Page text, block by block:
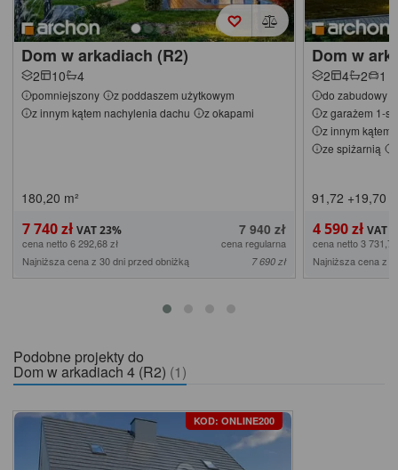
Dom w arkadiach (R2)
2 10 4
pomniejszony
z poddaszem użytkowym
z innym kątem nachylenia dachu
z okapami
180,20 m²
7 740 zł 7 940 zł
cena netto 6 292,68 zł
cena regularna
Najniższa cena z 30 dni przed obniżką
7 690 zł
Dom w
2 4 2 1
do zabudowy
z garażem 1-
z innym kątem
ze spiżarnią
91,72 +19,70
4 590 zł
cena netto 3
Najniższa cena z
Podobne projekty do
Dom w arkadiach 4 (R2) (1)
KOD: ONLINE200